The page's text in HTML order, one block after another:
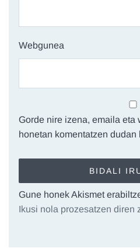
Webgunea
Gorde nire izena, emaila eta
honetan komentatzen dudan
Gune honek Akismet
Ikusi nola prozesatzen diren